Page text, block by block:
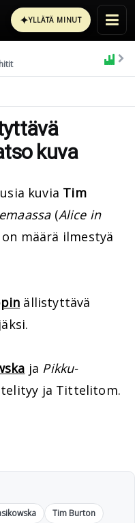
✦YLLÄTÄ MINUT
kuva
kuvia Tim
(Alice in
määrä ilmestyä
ällistyttävä
ja Pikku-
ja Tittelitom.
Tim Burton